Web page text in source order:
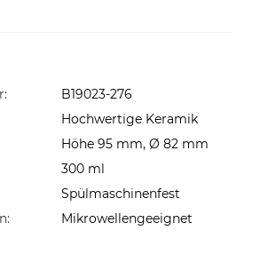
B19023-276
Hochwertige Keramik
Höhe 95 mm, Ø 82 mm
300 ml
Spülmaschinenfest
Mikrowellengeeignet